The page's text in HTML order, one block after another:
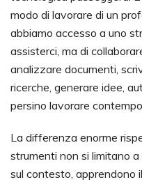
modo di lavorare di un
abbiamo accesso a uno
assisterci, ma di
analizzare documenti,
ricerche, generare idee,
persino lavorare
La differenza enorme
strumenti non si limitano
sul contesto, apprendono